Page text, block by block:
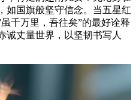
如国旗般坚守信念。当五星红
千万里，吾往矣”的最好诠释
丈量世界，以坚韧书写人